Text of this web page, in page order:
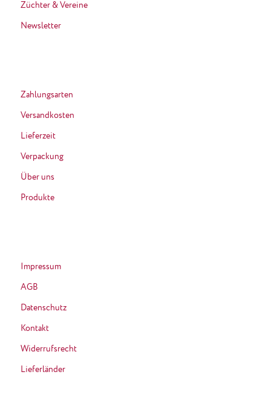
Züchter & Vereine
Newsletter
Zahlungsarten
Versandkosten
Lieferzeit
Verpackung
Über uns
Produkte
Impressum
AGB
Datenschutz
Kontakt
Widerrufsrecht
Lieferländer